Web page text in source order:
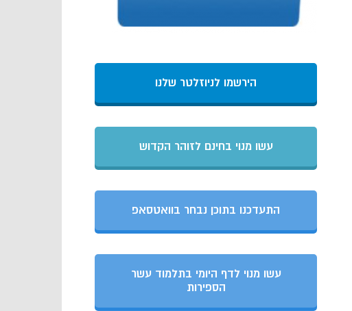
הירשמו לניוזלטר שלנו
עשו מנוי בחינם לזוהר הקדוש
התעדכנו בתוכן נבחר בוואטסאפ
עשו מנוי לדף היומי בתלמוד עשר
הספירות